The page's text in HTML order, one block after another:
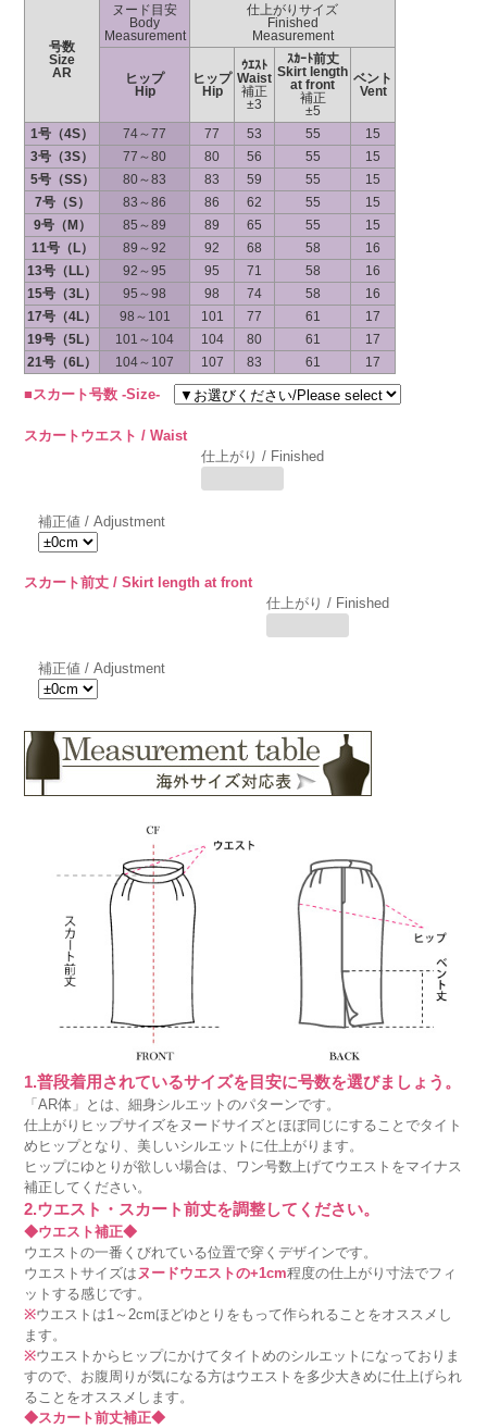
号数
Size
AR
ヌード目安
Body
Measurement
仕上がりサイズ
Finished
Measurement
ヒップ
Hip
ヒップ
Hip
ｳｴｽﾄ
Waist
補正
±3
ｽｶｰﾄ前丈
Skirt length
at front
補正
±5
ベント
Vent
1号（4S） 74～77 77 53 55
15
3号（3S）
77～80 80 56 55
15
5号（SS）
80～83 83 59 55
15
7号（S）
83～86 86 62 55
15
9号（M）
85～89 89 65 55
15
11号（L）
89～92 92 68 58
16
13号（LL）
92～95 95 71 58
16
15号（3L）
95～98 98 74 58
16
17号（4L）
98～101 101 77 61
17
19号（5L）
101～104 104 80 61
17
21号（6L）
104～107 107 83 61 17
■スカート号数 -Size-
スカートウエスト / Waist
仕上がり / Finished
補正値 / Adjustment
スカート前丈 / Skirt length at front
仕上がり / Finished
補正値 / Adjustment
1.普段着用されているサイズを目安に号数を選びましょう。
「AR体」とは、細身シルエットのパターンです。
仕上がりヒップサイズをヌードサイズとほぼ同じにすることでタイト
めヒップとなり、美しいシルエットに仕上がります。
ヒップにゆとりが欲しい場合は、ワン号数上げてウエストをマイナス
補正してください。
2.ウエスト・スカート前丈を調整してください。
◆ウエスト補正◆
ウエストの一番くびれている位置で穿くデザインです。
ウエストサイズは ヌードウエストの+1cm程度の仕上がり寸法でフィ
ットする感じです。
※ウエストは1～2cmほどゆとりをもって作られることをオススメし
ます。
※ウエストからヒップにかけてタイトめのシルエットになっておりま
すので、お腹周りが気になる方はウエストを多少大きめに仕上げられ
ることをオススメします。
◆スカート前丈補正◆